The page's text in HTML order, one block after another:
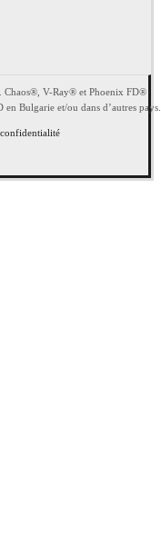
Chaos®, V-Ray® et Phoenix FD®
en Bulgarie et/ou dans d’autres pays.